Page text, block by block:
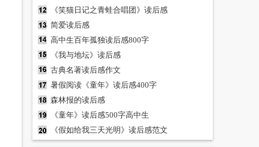
《笑猫日记之青蛙合唱团》读后感
简爱读后感
高中生百年孤独读后感800字
《我与地坛》读后感
古典名著读后感作文
暑假阅读《童年》读后感400字
森林报的读后感
《童年》读后感500字高中生
《假如给我三天光明》读后感范文